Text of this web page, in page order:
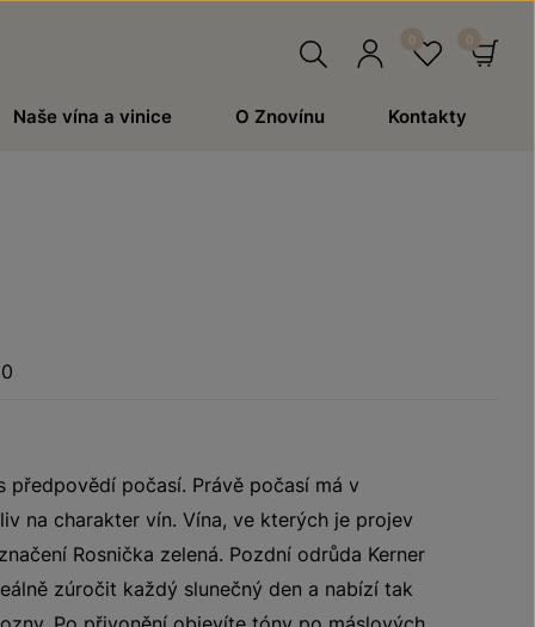
Naše vína a vinice O Znovínu Kontakty
předpovědí počasí. Právě počasí má v
na charakter vín. Vína, ve kterých je projev
Rosnička zelená. Pozdní odrůda Kerner
zúročit každý slunečný den a nabízí tak